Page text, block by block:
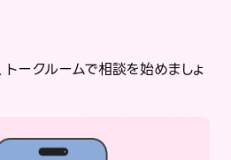
トークルームで相談を始めましょ